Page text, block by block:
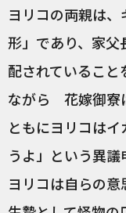
ヨリコの両親は
形」であり、家
配されていること
ながら 花嫁御寮
ともにヨリコは
うよ」という異
ヨリコは自らの意